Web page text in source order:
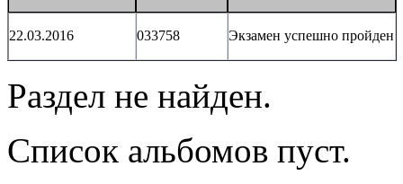
22.03.2016 033758 Экзамен успешно пройден
Раздел не найден.
Список альбомов пуст.